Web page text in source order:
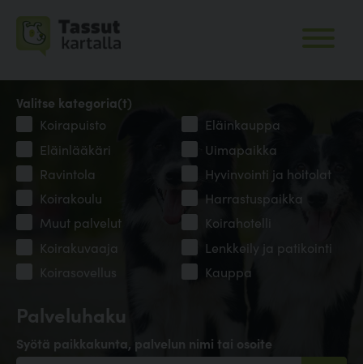
Palveluhaku
Syötä paikkakunta, palvelun nimi tai osoite
Valitse kategoria(t)
Koirapuisto
Eläinkauppa
Eläinlääkäri
Uimapaikka
Ravintola
Hyvinvointi ja hoitolat
Koirakoulu
Harrastuspaikka
Muut palvelut
Koirahotelli
Koirakuvaaja
Lenkkeily ja patikointi
Koirasovellus
Kauppa